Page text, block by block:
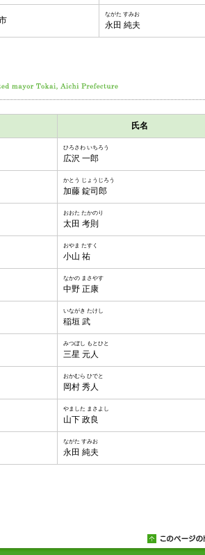
ながた すみお
永田 純夫
氏名
ひろさわ いちろう
広沢 一郎
かとう じょうじろう
加藤 錠司郎
おおた たかのり
太田 考則
おやま たすく
小山 祐
なかの まさやす
中野 正康
いながき たけし
稲垣 武
みつぼし もとひと
三星 元人
おかむら ひでと
岡村 秀人
やました まさよし
山下 政良
ながた すみお
永田 純夫